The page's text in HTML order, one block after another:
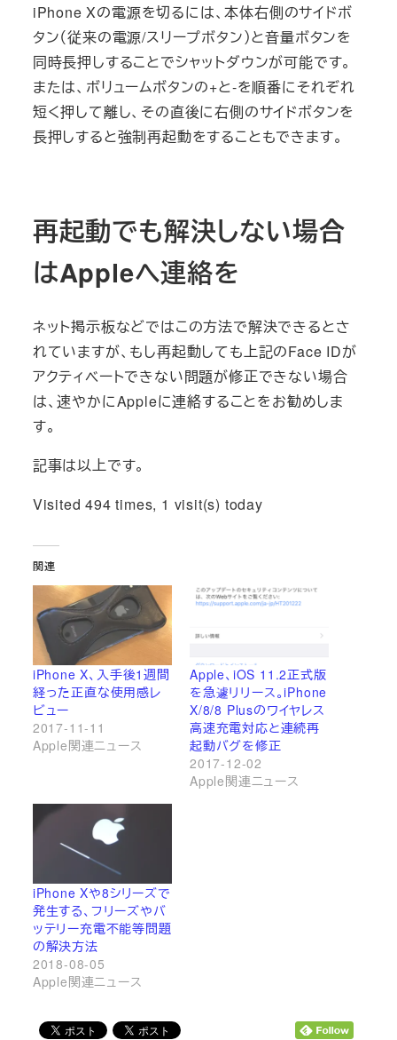
iPhone Xの電源を切るには、本体右側のサイドボ
タン（従来の電源/スリープボタン）と音量ボタンを
同時長押しすることでシャットダウンが可能です。
または、ボリュームボタンの+と-を順番にそれぞれ
短く押して離し、その直後に右側のサイドボタンを
長押しすると強制再起動をすることもできます。
再起動でも解決しない場合
はAppleへ連絡を
ネット掲示板などではこの方法で解決できるとさ
れていますが、もし再起動しても上記のFace IDが
アクティベートできない問題が修正できない場合
は、速やかにAppleに連絡することをお勧めしま
す。
記事は以上です。
Visited 494 times, 1 visit(s) today
関連
iPhone X、入手後1週間
経った正直な使用感レ
ビュー
2017-11-11
Apple関連ニュース
Apple、iOS 11.2正式版
を急遽リリース。iPhone
X/8/8 Plusのワイヤレス
高速充電対応と連続再
起動バグを修正
2017-12-02
Apple関連ニュース
iPhone Xや8シリーズで
発生する、フリーズやバ
ッテリー充電不能等問題
の解決方法
2018-08-05
Apple関連ニュース